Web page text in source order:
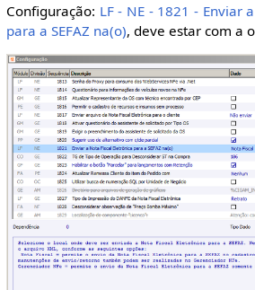
Configuração: LF - NE - 1821 - Enviar
para a SEFAZ na(o), deve estar com a